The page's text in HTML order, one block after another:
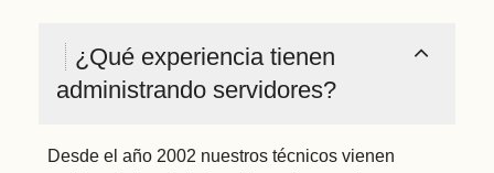
¿Qué experiencia tienen
administrando servidores?
Desde el año 2002 nuestros técnicos vienen